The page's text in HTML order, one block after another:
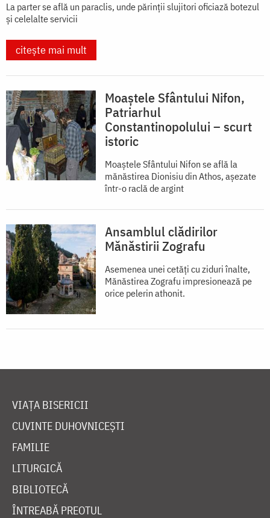
La parter se află un paraclis, unde părinții slujitori oficiază botezul
și celelalte servicii
citește mai mult
Moaștele Sfântului Nifon,
Patriarhul
Constantinopolului – scurt
istoric
Moaștele Sfântului Nifon se află la
mănăstirea Dionisiu din Athos, aşezate
într-o raclă de argint
Ansamblul clădirilor
Mănăstirii Zografu
Asemenea unei cetăţi cu ziduri înalte,
Mănăstirea Zografu impresionează pe
orice pelerin athonit.
VIAȚA BISERICII
CUVINTE DUHOVNICEȘTI
FAMILIE
LITURGICĂ
BIBLIOTECĂ
ÎNTREABĂ PREOTUL